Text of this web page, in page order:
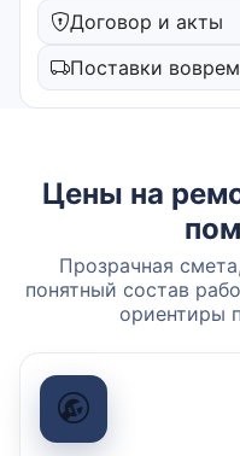
Договор и акты
Поставки
Цены на
Прозрачная
понятный состав
ориентиры